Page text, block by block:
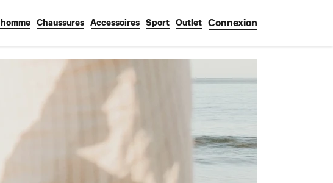
Chaussures Accessoires Sport Outlet Connexion